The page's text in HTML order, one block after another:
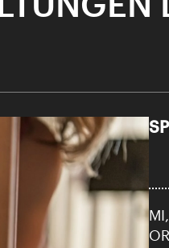
– MÄRZ MI 14.30 UHR
U28
U28
Thomas und